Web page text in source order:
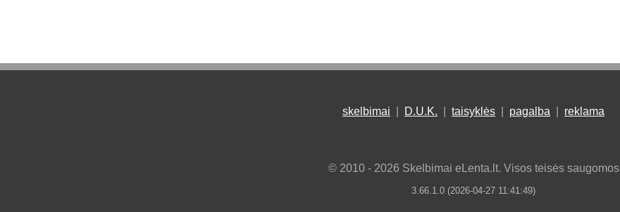
skelbimai D.U.K. taisyklės pagalba reklama
© 2010 - 2026 Skelbimai eLenta.lt. Visos teisės saugomos
3.66.1.0 (2026-04-27 11:41:49)